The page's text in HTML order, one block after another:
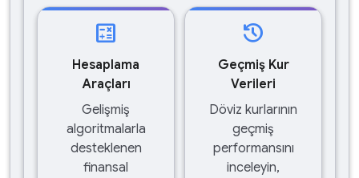
calculate
Hesaplama
Araçları
Gelişmiş
algoritmalarla
desteklenen
finansal
history
Geçmiş Kur
Verileri
Döviz kurlarının
geçmiş
performansını
inceleyin,